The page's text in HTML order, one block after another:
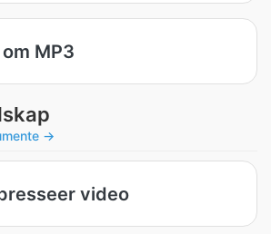
om MP3
→
video